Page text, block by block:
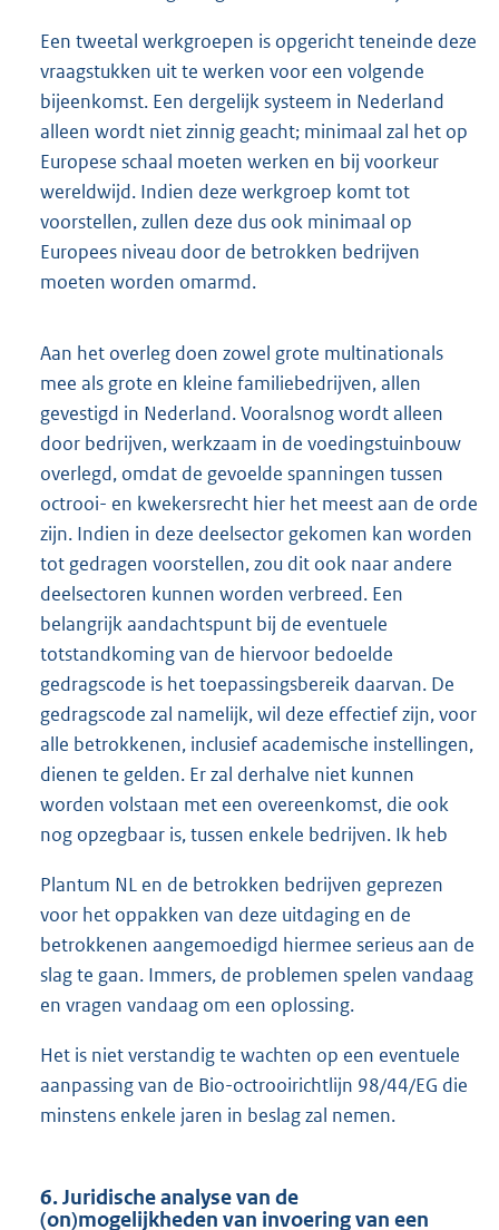
Een tweetal werkgroepen is opgericht teneinde deze
vraagstukken uit te werken voor een volgende
bijeenkomst. Een dergelijk systeem in Nederland
alleen wordt niet zinnig geacht; minimaal zal het op
Europese schaal moeten werken en bij voorkeur
wereldwijd. Indien deze werkgroep komt tot
voorstellen, zullen deze dus ook minimaal op
Europees niveau door de betrokken bedrijven
moeten worden omarmd.
Aan het overleg doen zowel grote multinationals
mee als grote en kleine familiebedrijven, allen
gevestigd in Nederland. Vooralsnog wordt alleen
door bedrijven, werkzaam in de voedingstuinbouw
overlegd, omdat de gevoelde spanningen tussen
octrooi- en kwekersrecht hier het meest aan de orde
zijn. Indien in deze deelsector gekomen kan worden
tot gedragen voorstellen, zou dit ook naar andere
deelsectoren kunnen worden verbreed. Een
belangrijk aandachtspunt bij de eventuele
totstandkoming van de hiervoor bedoelde
gedragscode is het toepassingsbereik daarvan. De
gedragscode zal namelijk, wil deze effectief zijn, voor
alle betrokkenen, inclusief academische instellingen,
dienen te gelden. Er zal derhalve niet kunnen
worden volstaan met een overeenkomst, die ook
nog opzegbaar is, tussen enkele bedrijven. Ik heb
Plantum NL en de betrokken bedrijven geprezen
voor het oppakken van deze uitdaging en de
betrokkenen aangemoedigd hiermee serieus aan de
slag te gaan. Immers, de problemen spelen vandaag
en vragen vandaag om een oplossing.
Het is niet verstandig te wachten op een eventuele
aanpassing van de Bio-octrooirichtlijn 98/44/EG die
minstens enkele jaren in beslag zal nemen.
6. Juridische analyse van de
(on)mogelijkheden van invoering van een